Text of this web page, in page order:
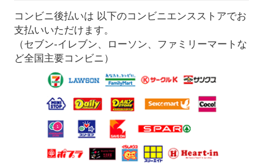
コンビニ後払いは 以下のコンビニエンスストアでお
支払いいただけます。
（セブン-イレブン、ローソン、ファミリーマートな
ど全国主要コンビニ）